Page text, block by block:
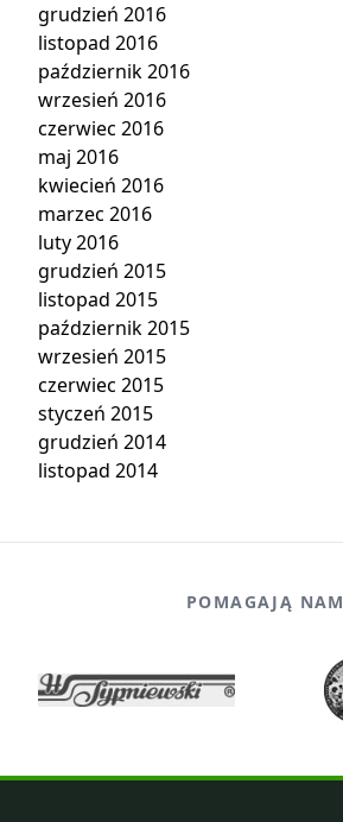
grudzień 2016
listopad 2016
październik 2016
wrzesień 2016
czerwiec 2016
maj 2016
kwiecień 2016
marzec 2016
luty 2016
grudzień 2015
listopad 2015
październik 2015
wrzesień 2015
czerwiec 2015
styczeń 2015
grudzień 2014
listopad 2014
POMAGAJĄ NAM